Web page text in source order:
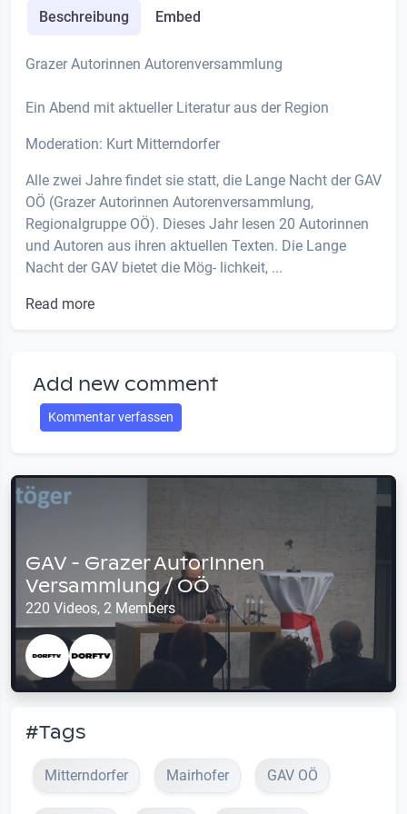
Beschreibung Embed
Grazer Autorinnen Autorenversammlung
Ein Abend mit aktueller Literatur aus der Region
Moderation: Kurt Mitterndorfer
Alle zwei Jahre findet sie statt, die Lange Nacht der GAV
OÖ (Grazer Autorinnen Autorenversammlung,
Regionalgruppe OÖ). Dieses Jahr lesen 20 Autorinnen
und Autoren aus ihren aktuellen Texten. Die Lange
Nacht der GAV bietet die Mög- lichkeit, ...
Read more
Add new comment
Kommentar verfassen
GAV - Grazer AutorInnen
Versammlung / OÖ
220 Videos, 2 Members
#Tags
Mitterndorfer Mairhofer GAV OÖ